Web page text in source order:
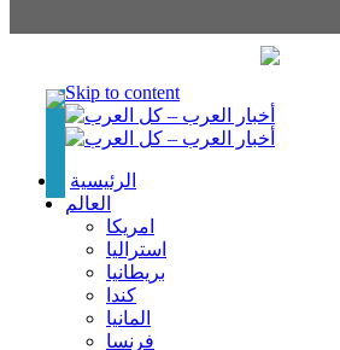
Skip to content
الرئيسية
العالم
امريكا
استراليا
بريطانيا
كندا
المانيا
فرنسا